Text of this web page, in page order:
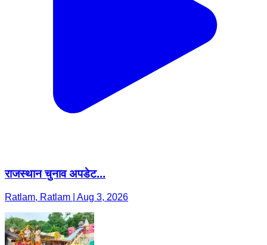
राजस्थान चुनाव अपडेट...
Ratlam, Ratlam | Aug 3, 2026